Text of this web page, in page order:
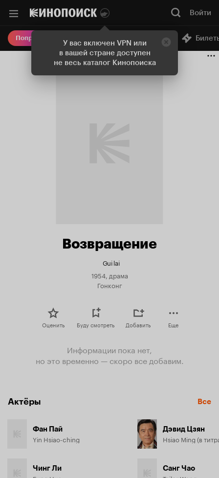
У вас включен VPN или
в вашей стране доступен
не весь каталог Кинопоиска
Войти
Попробовать Плюс Онлайн-кинотеатр
Возвращение
Gui lai
1954, драма
Гонконг
Оценить Буду смотреть Добавить Еще
Информации пока нет,
но это временно — скоро все добавим.
Актёры Все
Фан Пай
Yin Hsiao-ching
Чинг Ли
Дэвид Цзян
Hsiao Ming (в
Санг Чао